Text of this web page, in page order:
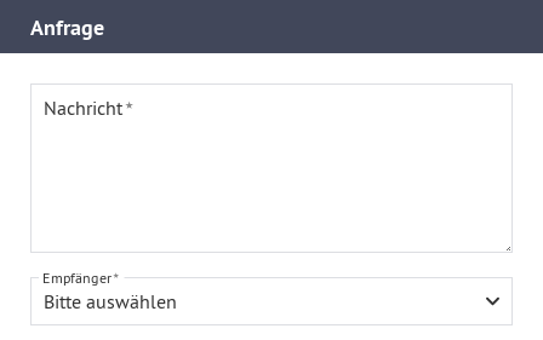
Anfrage
Nachricht
Bitte auswählen
Empfänger